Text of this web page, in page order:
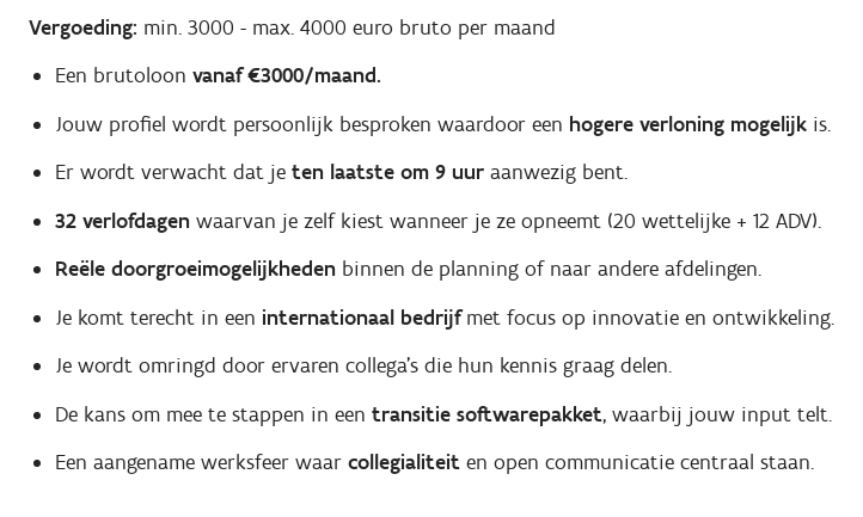
Vergoeding: min. 3000 - max. 4000 euro bruto per maand
Een brutoloon vanaf €3000/maand.
Jouw profiel wordt persoonlijk besproken waardoor een hogere verloning mogelijk is.
Er wordt verwacht dat jeten laatste om 9 uuraanwezig bent.
32 verlofdagenwaarvan je zelf kiest wanneer je ze opneemt (20 wettelijke + 12 ADV).
Reële doorgroeimogelijkhedenbinnen de planning of naar andere afdelingen.
Je komt terecht in een internationaal bedrijfmet focus op innovatie en ontwikkeling.
Je wordt omringd door ervaren collega’s die hun kennis graag delen.
De kans om mee te stappen in een transitie softwarepakket, waarbij jouw input telt.
Een aangename werksfeer waar collegialiteit en open communicatie centraal staan.